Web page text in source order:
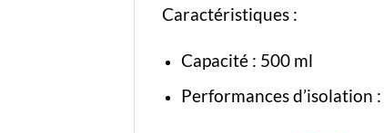
Caractéristiques :
Capacité : 500 ml
Performances d’isolation :